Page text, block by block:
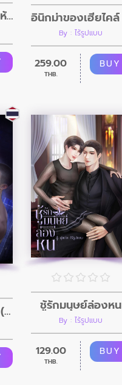
ผมเปลี่ยนใครก็ได้ ให้เป็นอย่างที่ผมต้องการ
By : ไร้รูปแบบ
259.00
THB.
BUY
โอเมก้าในคุกอัลฟ่า (4P-ฉบับเรื่องยาว) ชู้รักมนุษย์ล่องหน
By : ไร้รูปแบบ
129.00
THB.
BUY